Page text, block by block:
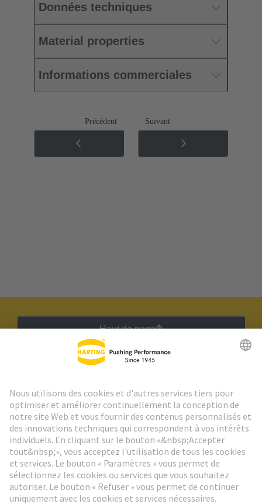
Données techniques
Material properties
Informations commerciales
Précédent Suivant
Haut de page
Aller à l'inscription
Social Media